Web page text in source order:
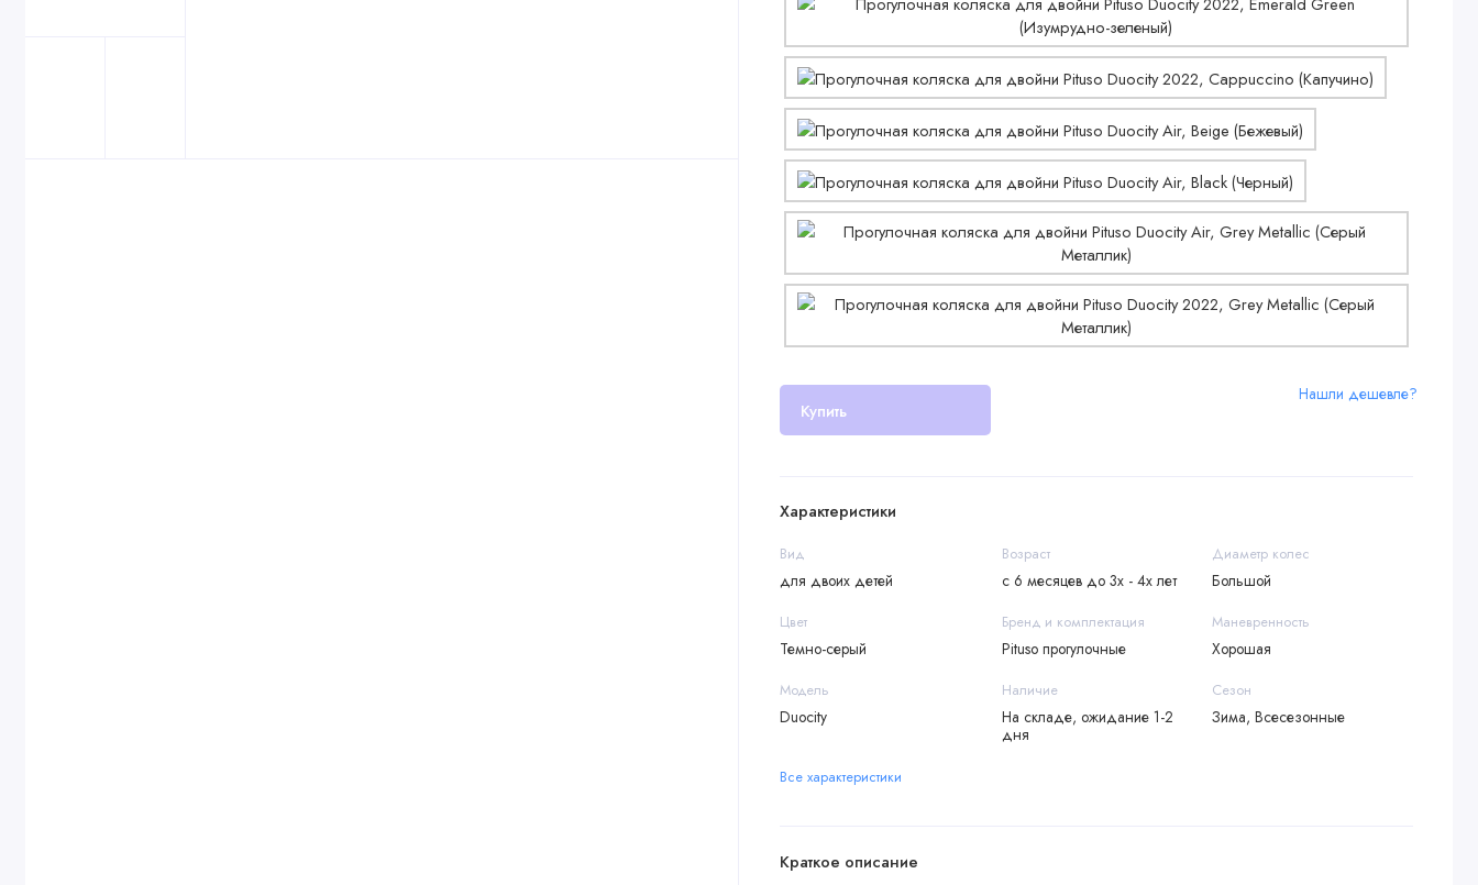
Купить
Нашли дешевле?
Характеристики
Вид
для двоих детей
Возраст
с 6 месяцев до 3х - 4х лет
Диаметр колес
Большой
Цвет
Темно-серый
Бренд и комплектация
Pituso прогулочные
Маневренность
Хорошая
Модель
Duocity
Наличие
На складе, ожидание 1-2
дня
Сезон
Зима, Всесезонные
Все характеристики
Краткое описание